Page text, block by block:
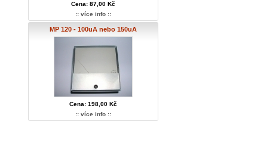
Cena: 87,00 Kč
:: více info ::
MP 120 - 100uA nebo 150uA
Cena: 198,00 Kč
:: více info ::